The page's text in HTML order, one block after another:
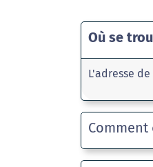
Où se
L'adresse